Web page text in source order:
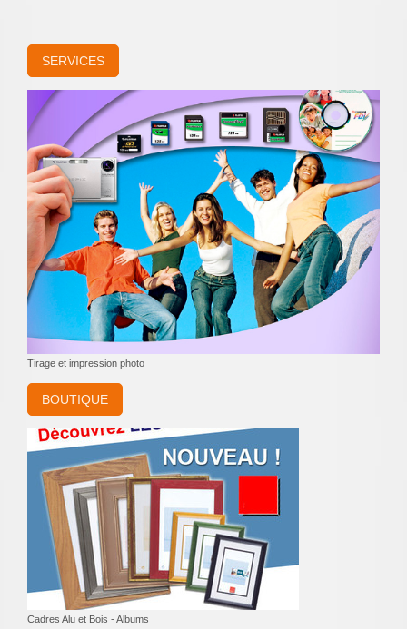
SERVICES
Tirage et impression photo
BOUTIQUE
Cadres Alu et Bois - Albums